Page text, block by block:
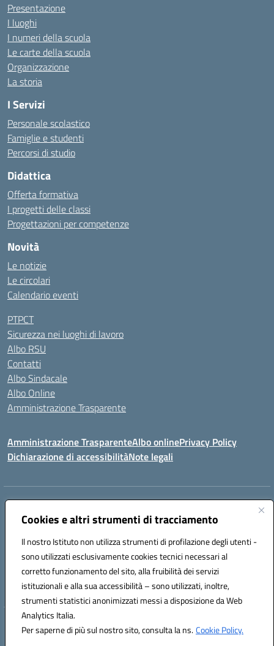
Cookies e altri strumenti di tracciamento
Il nostro Istituto non utilizza strumenti di profilazione degli utenti -
sono utilizzati esclusivamente cookies tecnici necessari al
corretto funzionamento del sito, alla fruibilità dei servizi
istituzionali e alla sua accessibilità – sono utilizzati, inoltre,
strumenti statistici anonimizzati messi a disposizione da Web
Analytics Italia.
Per saperne di più sul nostro sito, consulta la ns.Cookie Policy.
Presentazione
I luoghi
I numeri della scuola
Le carte della scuola
Organizzazione
La storia
I Servizi
Personale scolastico
Famiglie e studenti
Percorsi di studio
Didattica
Offerta formativa
I progetti delle classi
Progettazioni per competenze
Novità
Le notizie
Le circolari
Calendario eventi
PTPCT
Sicurezza nei luoghi di lavoro
Albo RSU
Contatti
Albo Sindacale
Albo Online
Amministrazione Trasparente
Amministrazione TrasparenteAlbo onlinePrivacy Policy
Dichiarazione di accessibilitàNote legali
Centralino:
Posta elettronica certificata (PEC):tpis02200a@pec.istruzione.it
Codice fiscale: 93066580817
Codice meccanografico:TPIS02200A
VIA CESARÒ, 36 - 91016 ERICE - CASA SANTA (TP)
Telefono: 0923569559
Hosting & Powered by 3D Solution S.r.l.
Concept & Design by Designers Italia